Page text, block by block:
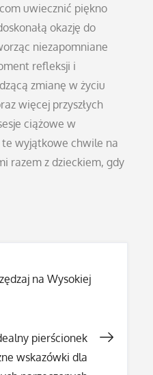
uwiecznić piękno
okazję do
niezapomniane
refleksji i
zmianę w życiu
więcej przyszłych
ciążowe w
te wyjątkowe chwile na
razem z dzieckiem, gdy
na Wysokiej
pierścionek
wskazówki dla